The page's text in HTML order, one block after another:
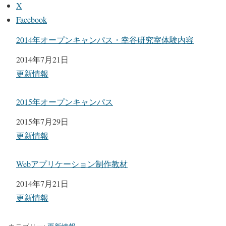
X
Facebook
2014年オープンキャンパス・幸谷研究室体験内容
日付
2014年7月21日
関連理由
更新情報
2015年オープンキャンパス
日付
2015年7月29日
関連理由
更新情報
Webアプリケーション制作教材
日付
2014年7月21日
関連理由
更新情報